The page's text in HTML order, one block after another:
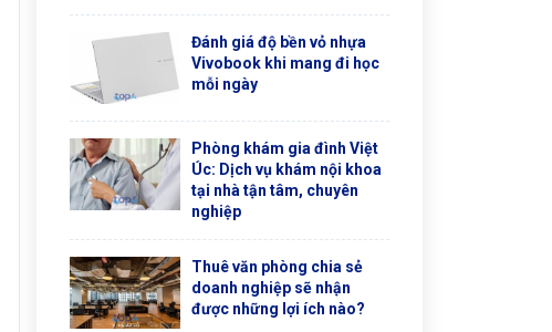
Đánh giá độ bền vỏ nhựa
Vivobook khi mang đi học
mỗi ngày
Phòng khám gia đình Việt
Úc: Dịch vụ khám nội khoa
tại nhà tận tâm, chuyên
nghiệp
Thuê văn phòng chia sẻ
doanh nghiệp sẽ nhận
được những lợi ích nào?